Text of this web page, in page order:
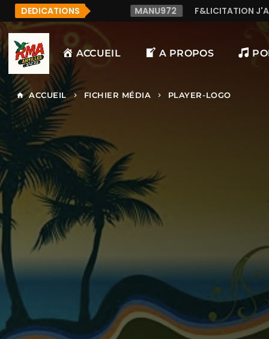
DEDICATIONS
MANU972 F&LICITATION J'AI DECOUVERT CETTE
ACCUEIL A PROPOS
home ACCUEIL keyboard_arrow_right FICHIER MÉDIA keyboard_arrow_right PLAYER-LOGO